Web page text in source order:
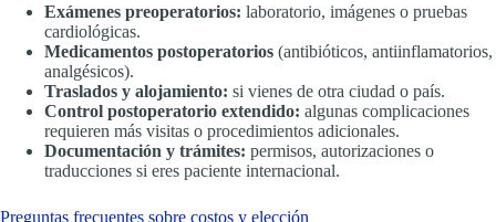
Exámenes preoperatorios: laboratorio, imágenes o pruebas
cardiológicas.
Medicamentos postoperatorios (antibióticos, antiinflamatorios,
analgésicos).
Traslados y alojamiento: si vienes de otra ciudad o país.
Control postoperatorio extendido: algunas complicaciones
requieren más visitas o procedimientos adicionales.
Documentación y trámites: permisos, autorizaciones o
traducciones si eres paciente internacional.
Preguntas frecuentes sobre costos y elección